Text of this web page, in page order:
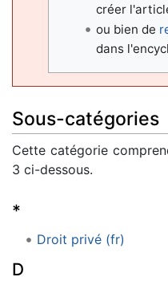
créer
ou bien de
dans
Sous-catégories
Cette catégorie
3 ci-dessous.
*
Droit privé (fr)
D